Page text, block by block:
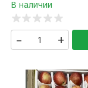
– +